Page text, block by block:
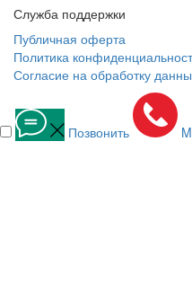
Служба поддержки
Публичная оферта
Политика
Согласие на обработку
Позвонить